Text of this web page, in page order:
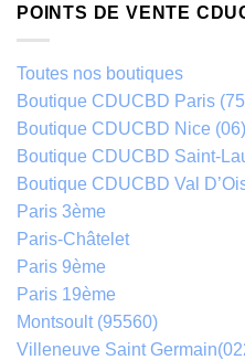
POINTS DE VENTE
Toutes nos boutiques
Boutique CDUCBD Paris
Boutique CDUCBD Nice (06)
Boutique CDUCBD Saint-
Boutique CDUCBD Val
Paris 3ème
Paris-Châtelet
Paris 9ème
Paris 19ème
Montsoult (95560)
Villeneuve Saint